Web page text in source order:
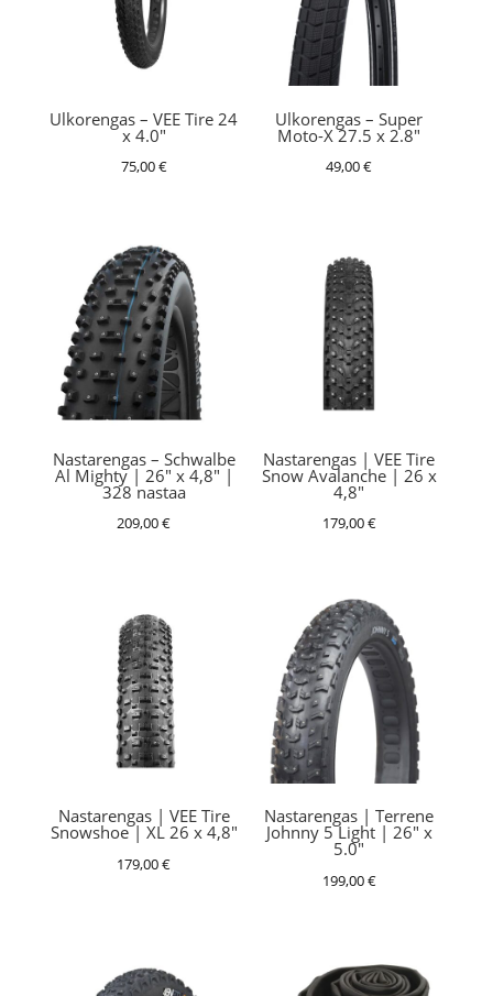
Ulkorengas – VEE Tire 24
x 4.0″
75,00€
Ulkorengas – Super
Moto-X 27.5 x 2.8″
49,00€
Nastarengas – Schwalbe
Al Mighty | 26″ x 4,8″ |
328 nastaa
209,00€
Nastarengas | VEE Tire
Snow Avalanche | 26 x
4,8″
179,00€
Nastarengas | VEE Tire
Snowshoe | XL 26 x 4,8″
179,00€
Nastarengas | Terrene
Johnny 5 Light | 26″ x
5.0″
199,00€